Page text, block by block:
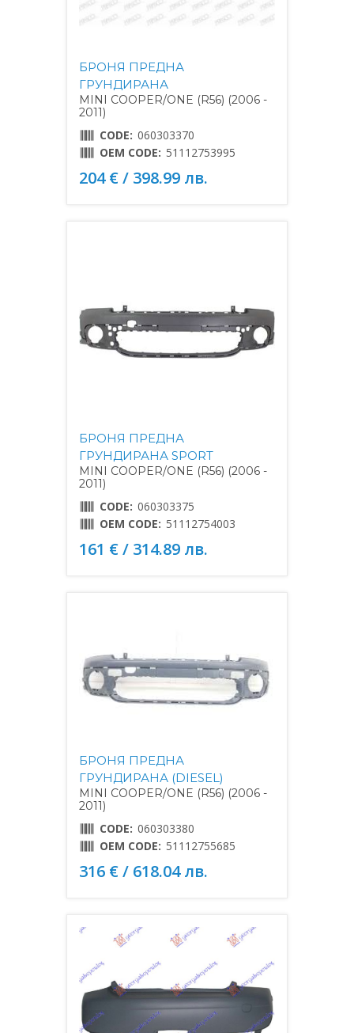
БРОНЯ ПРЕДНА
ГРУНДИРАНА
MINI COOPER/ONE (R56) (2006 -
2011)
CODE: 060303370
OEM CODE: 51112753995
204 € / 398.99 лв.
БРОНЯ ПРЕДНА
ГРУНДИРАНА SPORT
MINI COOPER/ONE (R56) (2006 -
2011)
CODE: 060303375
OEM CODE: 51112754003
161 € / 314.89 лв.
БРОНЯ ПРЕДНА
ГРУНДИРАНА (DIESEL)
MINI COOPER/ONE (R56) (2006 -
2011)
CODE: 060303380
OEM CODE: 51112755685
316 € / 618.04 лв.